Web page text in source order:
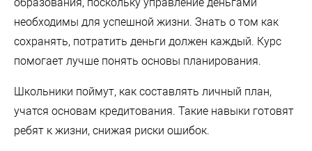
необходимы для успешной жизни. Знать о том как
сохранять, потратить деньги должен каждый. Курс
помогает лучше понять основы планирования.
Школьники поймут, как составлять личный план,
учатся основам кредитования. Такие навыки готовят
ребят к жизни, снижая риски ошибок.